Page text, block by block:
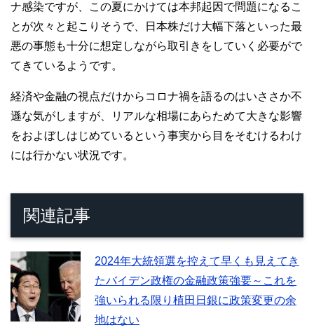
ナ感染ですが、この夏にかけては本邦起因で問題になるこ
とが次々と起こりそうで、日本株だけ大幅下落といった最
悪の事態も十分に想定しながら取引きをしていく必要がで
てきているようです。
経済や金融の視点だけからコロナ禍を語るのはいささか不
遜な気がしますが、リアルな相場にあらためて大きな影響
をおよぼしはじめているという事実から目をそむけるわけ
には行かない状況です。
関連記事
2024年大統領選を控えて早くも見えてき
たバイデン政権の金融政策強要～これを
強いられる限り植田日銀に政策変更の余
地はない